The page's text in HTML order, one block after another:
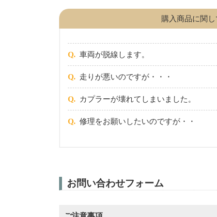
購入商品に関
車両が脱線します。
走りが悪いのですが・・・
カプラーが壊れてしまいました。
修理をお願いしたいのですが・・
お問い合わせフォーム